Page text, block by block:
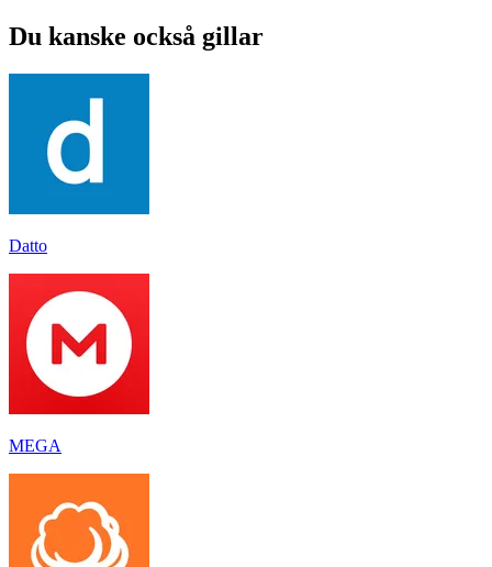
Du kanske också gillar
Datto
MEGA